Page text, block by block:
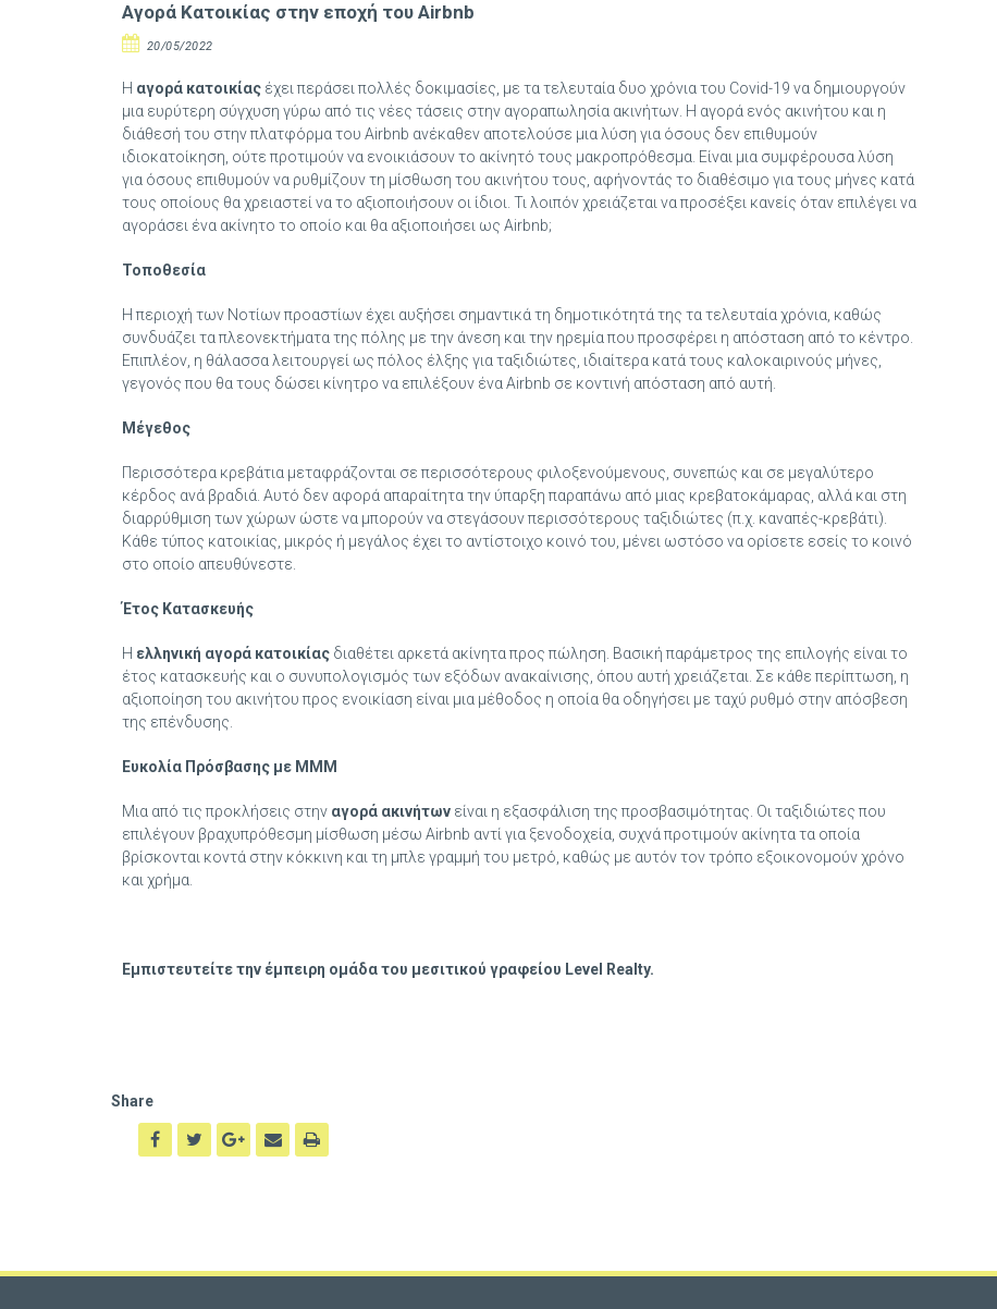
Αγορά Κατοικίας στην εποχή του Airbnb
20/05/2022
Η αγορά κατοικίας έχει περάσει πολλές δοκιμασίες, με τα τελευταία δυο χρόνια του Covid-19 να δημιουργούν
μια ευρύτερη σύγχυση γύρω από τις νέες τάσεις στην αγοραπωλησία ακινήτων. Η αγορά ενός ακινήτου και η
διάθεσή του στην πλατφόρμα του Airbnb ανέκαθεν αποτελούσε μια λύση για όσους δεν επιθυμούν
ιδιοκατοίκηση, ούτε προτιμούν να ενοικιάσουν το ακίνητό τους μακροπρόθεσμα. Είναι μια συμφέρουσα λύση
για όσους επιθυμούν να ρυθμίζουν τη μίσθωση του ακινήτου τους, αφήνοντάς το διαθέσιμο για τους μήνες κατά
τους οποίους θα χρειαστεί να το αξιοποιήσουν οι ίδιοι. Τι λοιπόν χρειάζεται να προσέξει κανείς όταν επιλέγει να
αγοράσει ένα ακίνητο το οποίο και θα αξιοποιήσει ως Airbnb;
Τοποθεσία
Η περιοχή των Νοτίων προαστίων έχει αυξήσει σημαντικά τη δημοτικότητά της τα τελευταία χρόνια, καθώς
συνδυάζει τα πλεονεκτήματα της πόλης με την άνεση και την ηρεμία που προσφέρει η απόσταση από το κέντρο.
Επιπλέον, η θάλασσα λειτουργεί ως πόλος έλξης για ταξιδιώτες, ιδιαίτερα κατά τους καλοκαιρινούς μήνες,
γεγονός που θα τους δώσει κίνητρο να επιλέξουν ένα Airbnb σε κοντινή απόσταση από αυτή.
Μέγεθος
Περισσότερα κρεβάτια μεταφράζονται σε περισσότερους φιλοξενούμενους, συνεπώς και σε μεγαλύτερο
κέρδος ανά βραδιά. Αυτό δεν αφορά απαραίτητα την ύπαρξη παραπάνω από μιας κρεβατοκάμαρας, αλλά και στη
διαρρύθμιση των χώρων ώστε να μπορούν να στεγάσουν περισσότερους ταξιδιώτες (π.χ. καναπές-κρεβάτι).
Κάθε τύπος κατοικίας, μικρός ή μεγάλος έχει το αντίστοιχο κοινό του, μένει ωστόσο να ορίσετε εσείς το κοινό
στο οποίο απευθύνεστε.
Έτος Κατασκευής
Η ελληνική αγορά κατοικίας διαθέτει αρκετά ακίνητα προς πώληση. Βασική παράμετρος της επιλογής είναι το
έτος κατασκευής και ο συνυπολογισμός των εξόδων ανακαίνισης, όπου αυτή χρειάζεται. Σε κάθε περίπτωση, η
αξιοποίηση του ακινήτου προς ενοικίαση είναι μια μέθοδος η οποία θα οδηγήσει με ταχύ ρυθμό στην απόσβεση
της επένδυσης.
Ευκολία Πρόσβασης με ΜΜΜ
Μια από τις προκλήσεις στην αγορά ακινήτων είναι η εξασφάλιση της προσβασιμότητας. Οι ταξιδιώτες που
επιλέγουν βραχυπρόθεσμη μίσθωση μέσω Airbnb αντί για ξενοδοχεία, συχνά προτιμούν ακίνητα τα οποία
βρίσκονται κοντά στην κόκκινη και τη μπλε γραμμή του μετρό, καθώς με αυτόν τον τρόπο εξοικονομούν χρόνο
και χρήμα.
Εμπιστευτείτε την έμπειρη ομάδα του μεσιτικού γραφείου Level Realty.
Share